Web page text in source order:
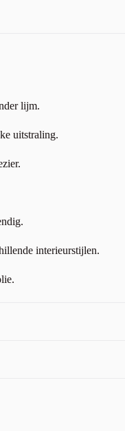
lijm.
uitstraling.
interieurstijlen.